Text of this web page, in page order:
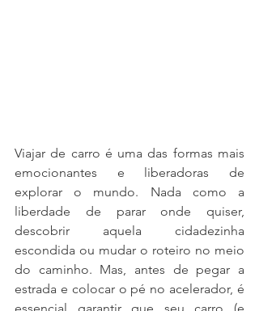
Viajar de carro é uma das formas mais
emocionantes e liberadoras de
explorar o mundo. Nada como a
liberdade de parar onde quiser,
descobrir aquela cidadezinha
escondida ou mudar o roteiro no meio
do caminho. Mas, antes de pegar a
estrada e colocar o pé no acelerador, é